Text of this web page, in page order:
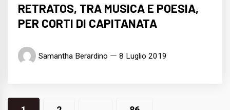
RETRATOS, TRA MUSICA E POESIA,
PER CORTI DI CAPITANATA
Samantha Berardino 8 Luglio 2019
Navigazione